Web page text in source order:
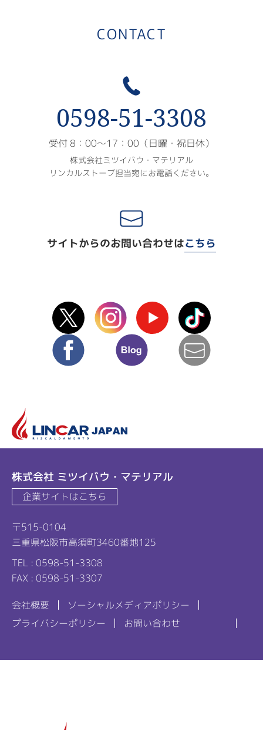
CONTACT
0598-51-3308
受付 8：00〜17：00（日曜・祝日休）
株式会社ミツイバウ・マテリアル
リンカルストーブ担当宛にお電話ください。
サイトからのお問い合わせはこちら
X(Twitter) instagram Youtube
facebook
株式会社 ミツイバウ・マテリアル
企業サイトはこちら
〒515-0104
三重県松阪市高須町3460番地125
TEL : 0598-51-3308
FAX : 0598-51-3307
会社概要
ソーシャルメディアポリシー
プライバシーポリシー
お問い合わせ